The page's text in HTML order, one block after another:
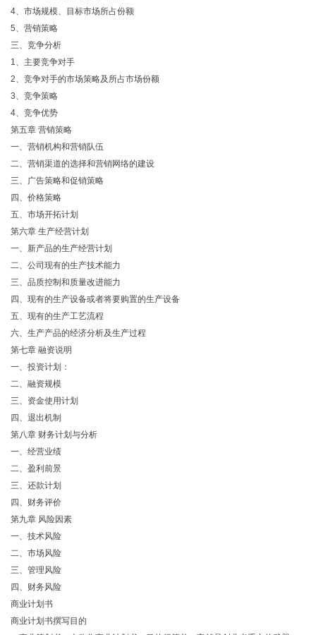
4、市场规模、目标市场所占份额
5、营销策略
三、竞争分析
1、主要竞争对手
2、竞争对手的市场策略及所占市场份额
3、竞争策略
4、竞争优势
第五章 营销策略
一、营销机构和营销队伍
二、营销渠道的选择和营销网络的建设
三、广告策略和促销策略
四、价格策略
五、市场开拓计划
第六章 生产经营计划
一、新产品的生产经营计划
二、公司现有的生产技术能力
三、品质控制和质量改进能力
四、现有的生产设备或者将要购置的生产设备
五、现有的生产工艺流程
六、生产产品的经济分析及生产过程
第七章 融资说明
一、投资计划：
二、融资规模
三、资金使用计划
四、退出机制
第八章 财务计划与分析
一、经营业绩
二、盈利前景
三、还款计划
四、财务评价
第九章 风险因素
一、技术风险
二、市场风险
三、管理风险
四、财务风险
商业计划书
商业计划书撰写目的